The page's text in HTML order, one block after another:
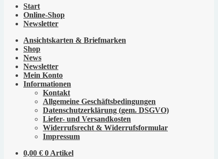
Start
Online-Shop
Newsletter
Ansichtskarten & Briefmarken
Shop
News
Newsletter
Mein Konto
Informationen
Kontakt
Allgemeine Geschäftsbedingungen
Datenschutzerklärung (gem. DSGVO)
Liefer- und Versandkosten
Widerrufsrecht & Widerrufsformular
Impressum
0,00 € 0 Artikel